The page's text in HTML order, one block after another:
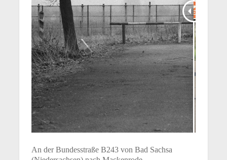
An der Bundesstraße B243 von Bad Sachsa